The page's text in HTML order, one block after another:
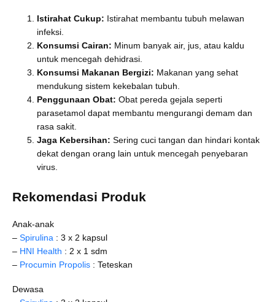
Istirahat Cukup: Istirahat membantu tubuh melawan
infeksi.
Konsumsi Cairan: Minum banyak air, jus, atau kaldu
untuk mencegah dehidrasi.
Konsumsi Makanan Bergizi: Makanan yang sehat
mendukung sistem kekebalan tubuh.
Penggunaan Obat: Obat pereda gejala seperti
parasetamol dapat membantu mengurangi demam dan
rasa sakit.
Jaga Kebersihan: Sering cuci tangan dan hindari kontak
dekat dengan orang lain untuk mencegah penyebaran
virus.
Rekomendasi Produk
Anak-anak
– Spirulina : 3 x 2 kapsul
– HNI Health : 2 x 1 sdm
– Procumin Propolis : Teteskan
Dewasa